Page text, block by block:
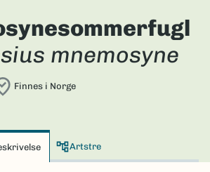
mnemosyne
Finnes i Norge
Artstre